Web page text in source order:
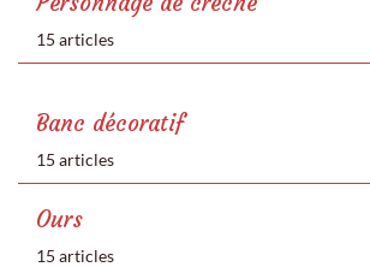
15 articles
Banc décoratif
15 articles
Ours
15 articles